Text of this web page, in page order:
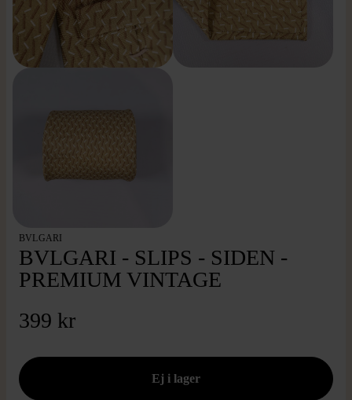
BVLGARI
BVLGARI - SLIPS - SIDEN -
PREMIUM VINTAGE
399 kr